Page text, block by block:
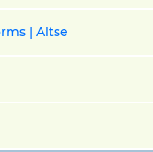
| Altse